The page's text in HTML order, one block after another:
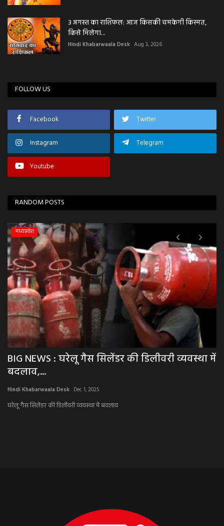
3 अगस्त का राशिफल: आज किसकी चमकेगी किस्मत,
किसे मिलेगा...
Hindi Khabarwaala Desk Aug 3, 2026
FOLLOW US
Facebook Twitter
Instagram Telegram
Youtube
RANDOM POSTS
मध्यप्रदेश
BIG NEWS : घरेलू गैस सिलेंडर की डिलीवरी व्यवस्था में
बदलाव,...
Hindi Khabarwaala Desk Dec 1, 2025
घरेलू गैस सिलेंडर की डिलीवरी व्यवस्था में बदलाव